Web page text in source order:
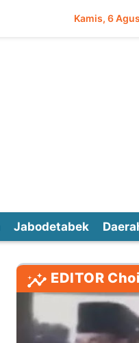
Kamis 6
Jabodetabek
EDITOR